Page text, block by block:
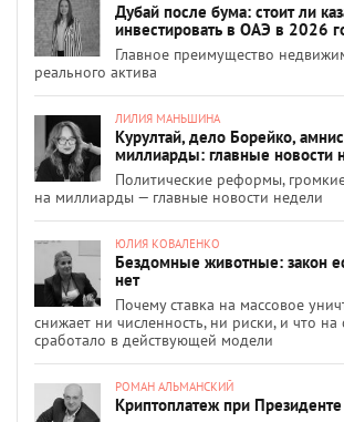
Дубай после бума: стоит ли
инвестировать в ОАЭ в 2026
Главное преимущество
реального актива
ЛИЛИЯ МАНЬШИНА
Курултай, дело Борейко,
миллиарды: главные новости
Политические реформы,
на миллиарды — главные новости недели
ЮЛИЯ КОВАЛЕНКО
Бездомные животные: закон
нет
Почему ставка на массовое
снижает ни численность, ни риски, и что
сработало в действующей модели
РОМАН АЛЬМАНСКИЙ
Криптоплатеж при Президенте